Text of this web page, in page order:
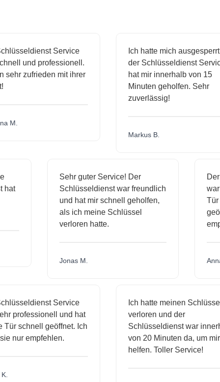
Service
und professionell.
sehr zufrieden mit ihrer
M.
Ich hatte mich ausgesperrt
der Schlüsseldienst
hat mir innerhalb von 15
Minuten geholfen. Sehr
zuverlässig!
Markus B.
hat
Sehr guter Service! Der
Schlüsseldienst war freundlich
und hat mir schnell geholfen,
als ich meine Schlüssel
verloren hatte.
Jonas M.
Service
professionell und hat
schnell geöffnet. Ich
nur empfehlen.
Ich hatte meinen Schlüssel
verloren und der
Schlüsseldienst war
von 20 Minuten da, um mir
helfen. Toller Service!